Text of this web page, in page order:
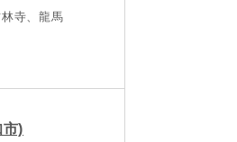
寺、龍馬
市)